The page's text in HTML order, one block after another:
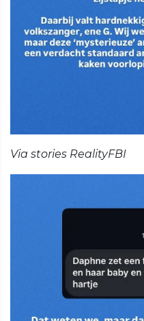
Via stories RealityFBI